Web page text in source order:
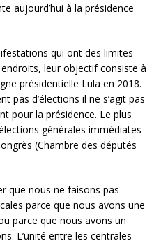
aujourd’hui à la présidence
qui ont des limites
leur objectif consiste à
présidentielle Lula en 2018.
pas d’élections il ne s’agit pas
pour la présidence. Le plus
générales immédiates
(Chambre des députés
que nous ne faisons pas
parce que nous avons une
parce que nous avons un
L’unité entre les centrales